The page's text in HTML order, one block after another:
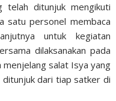
telah ditunjuk mengikuti
satu personel membaca
untuk kegiatan
dilaksanakan pada
salat Isya yang
dari tiap satker di